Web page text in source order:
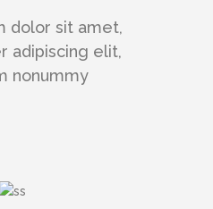
dolor sit amet,
adipiscing elit,
nonummy